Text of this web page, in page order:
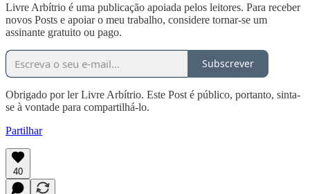
Livre Arbítrio é uma publicação apoiada pelos leitores. Para receber
novos Posts e apoiar o meu trabalho, considere tornar-se um
assinante gratuito ou pago.
Subscrever
Obrigado por ler Livre Arbítrio. Este Post é público, portanto, sinta-
se à vontade para compartilhá-lo.
Partilhar
40